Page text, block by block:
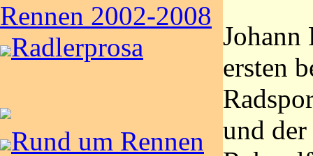
Rennen 2002-2008
Radlerprosa
Rund um Rennen
Johann
ersten
und der